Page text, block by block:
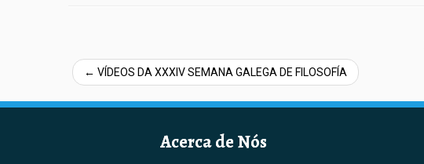
← VÍDEOS DA XXXIV SEMANA GALEGA DE FILOSOFÍA
Acerca de Nós